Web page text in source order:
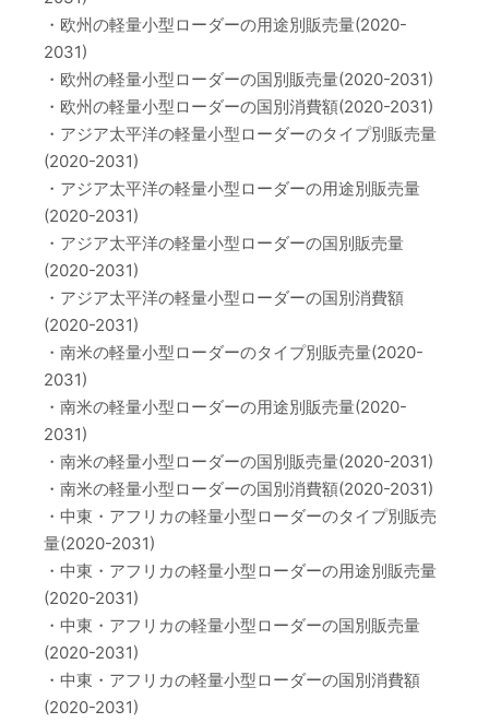
・欧州の軽量小型ローダーの用途別販売量(2020-
2031)
・欧州の軽量小型ローダーの国別販売量(2020-2031)
・欧州の軽量小型ローダーの国別消費額(2020-2031)
・アジア太平洋の軽量小型ローダーのタイプ別販売量
(2020-2031)
・アジア太平洋の軽量小型ローダーの用途別販売量
(2020-2031)
・アジア太平洋の軽量小型ローダーの国別販売量
(2020-2031)
・アジア太平洋の軽量小型ローダーの国別消費額
(2020-2031)
・南米の軽量小型ローダーのタイプ別販売量(2020-
2031)
・南米の軽量小型ローダーの用途別販売量(2020-
2031)
・南米の軽量小型ローダーの国別販売量(2020-2031)
・南米の軽量小型ローダーの国別消費額(2020-2031)
・中東・アフリカの軽量小型ローダーのタイプ別販売
量(2020-2031)
・中東・アフリカの軽量小型ローダーの用途別販売量
(2020-2031)
・中東・アフリカの軽量小型ローダーの国別販売量
(2020-2031)
・中東・アフリカの軽量小型ローダーの国別消費額
(2020-2031)